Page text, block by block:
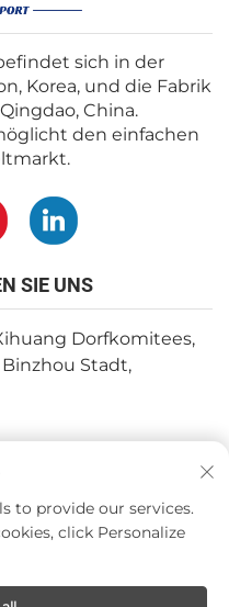
sich in der
Korea, und die Fabrik
China.
den einfachen
SIE UNS
Dorfkomitees,
Stadt,
to provide our services.
click Personalize